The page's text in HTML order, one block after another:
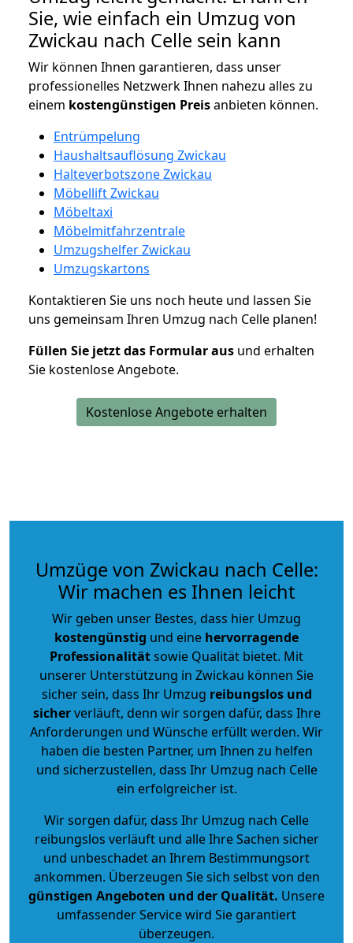
Sie, wie einfach ein Umzug von
Zwickau nach Celle sein kann
Wir können Ihnen garantieren, dass unser
professionelles Netzwerk Ihnen nahezu alles zu
einem kostengünstigen Preisanbieten können.
Entrümpelung
Haushaltsauflösung Zwickau
Halteverbotszone Zwickau
Möbellift Zwickau
Möbeltaxi
Möbelmitfahrzentrale
Umzugshelfer Zwickau
Umzugskartons
Kontaktieren Sie uns noch heute und lassen Sie
uns gemeinsam Ihren Umzug nach Celle planen!
Füllen Sie jetzt das Formular aus und erhalten
Sie kostenlose Angebote.
Kostenlose Angebote erhalten
Umzüge von Zwickau nach Celle:
Wir machen es Ihnen leicht
Wir geben unser Bestes, dass hier Umzug
kostengünstig und eine hervorragende
Professionalitätsowie Qualität bietet. Mit
unserer Unterstützung in Zwickau können Sie
sicher sein, dass Ihr Umzug reibungslos und
sicherverläuft, denn wir sorgen dafür, dass Ihre
Anforderungen und Wünsche erfüllt werden. Wir
haben die besten Partner, um Ihnen zu helfen
und sicherzustellen, dass Ihr Umzug nach Celle
ein erfolgreicher ist.
Wir sorgen dafür, dass Ihr Umzug nach Celle
reibungslos verläuft und alle Ihre Sachen sicher
und unbeschadet an Ihrem Bestimmungsort
ankommen. Überzeugen Sie sich selbst von den
günstigen Angeboten und der Qualität. Unsere
umfassender Service wird Sie garantiert
überzeugen.